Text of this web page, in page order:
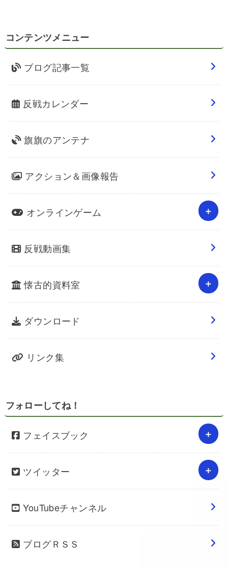
コンテンツメニュー
ブログ記事一覧
反戦カレンダー
旗旗のアンテナ
アクション＆画像報告
オンラインゲーム
反戦動画集
懐古的資料室
ダウンロード
リンク集
フォローしてね！
フェイスブック
ツイッター
YouTubeチャンネル
ブログＲＳＳ